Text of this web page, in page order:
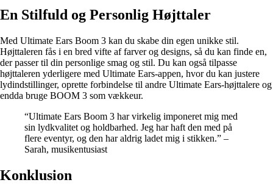
En Stilfuld og Personlig Højttaler
Med Ultimate Ears Boom 3 kan du skabe din egen unikke stil.
Højttaleren fås i en bred vifte af farver og designs, så du kan finde en,
der passer til din personlige smag og stil. Du kan også tilpasse
højttaleren yderligere med Ultimate Ears-appen, hvor du kan justere
lydindstillinger, oprette forbindelse til andre Ultimate Ears-højttalere og
endda bruge BOOM 3 som vækkeur.
“Ultimate Ears Boom 3 har virkelig imponeret mig med
sin lydkvalitet og holdbarhed. Jeg har haft den med på
flere eventyr, og den har aldrig ladet mig i stikken.” –
Sarah, musikentusiast
Konklusion